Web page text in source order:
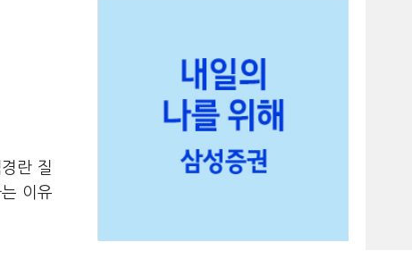
란 질
이유